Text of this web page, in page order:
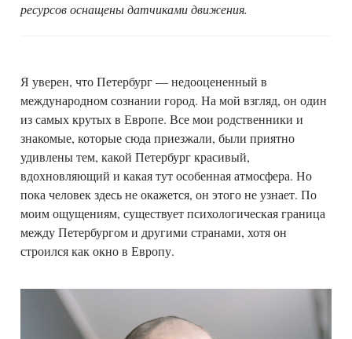
ресурсов оснащены датчиками движения.
Я уверен, что Петербург — недооцененный в
международном сознании город. На мой взгляд, он один
из самых крутых в Европе. Все мои родственники и
знакомые, которые сюда приезжали, были приятно
удивлены тем, какой Петербург красивый,
вдохновляющий и какая тут особенная атмосфера. Но
пока человек здесь не окажется, он этого не узнает. По
моим ощущениям, существует психологическая граница
между Петербургом и другими странами, хотя он
строился как окно в Европу.